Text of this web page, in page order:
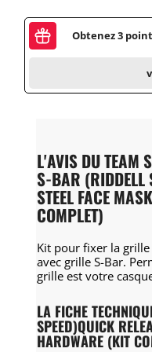
Obtenez3
L'AVIS DU TEAM
S-BAR (RIDDELL
STEEL FACE
COMPLET)
Kit pour fixer la grille
avec grille S-Bar.
grille est votre
LA FICHE
SPEED)QUICK
HARDWARE (KIT